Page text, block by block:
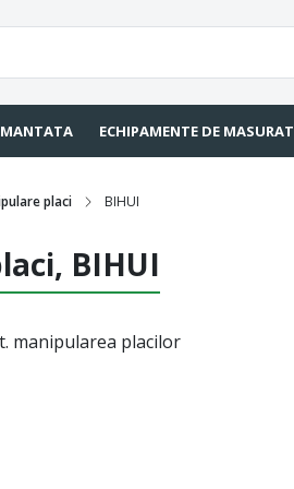
ECHIPAMENTE DE MASURAT
placi BIHUI
BIHUI
manipularea placilor